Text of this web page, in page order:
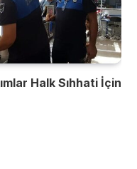
Halk Sıhhati İçin